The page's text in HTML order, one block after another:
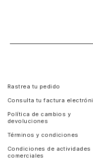
Rastrea tu pedido
Consulta tu factura
Política de cambios y
devoluciones
Términos y condiciones
Condiciones de actividades
comerciales